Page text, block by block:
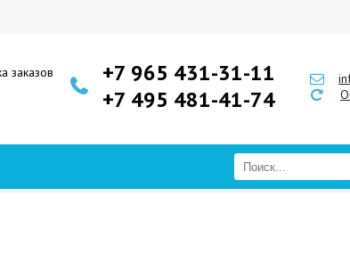
заказов
+7 965 431-31-11
+7 495 481-41-74